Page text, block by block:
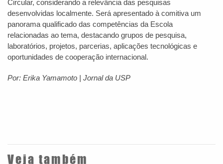
Circular, considerando a relevância das pesquisas
desenvolvidas localmente. Será apresentado à comitiva um
panorama qualificado das competências da Escola
relacionadas ao tema, destacando grupos de pesquisa,
laboratórios, projetos, parcerias, aplicações tecnológicas e
oportunidades de cooperação internacional.
Por: Erika Yamamoto | Jornal da USP
Veja também